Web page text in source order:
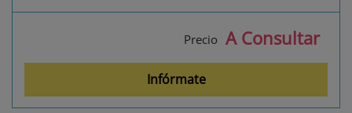
Precio A Consultar
Infórmate